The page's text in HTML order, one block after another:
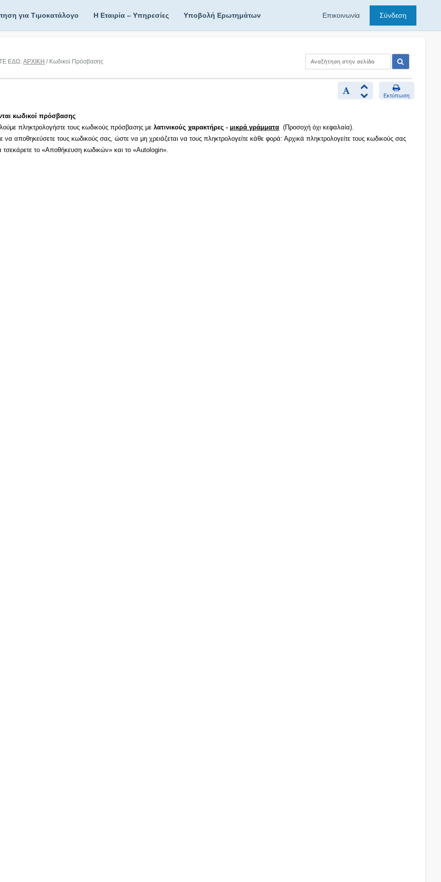
για Τιμοκατάλογο Η Εταιρία – Υπηρεσίες Υποβολή Ερωτημάτων Επικοινωνία Σύνδεση
ΕΔΩ:ΑΡΧΙΚΗ / Κωδικοί Πρόσβασης
Εκτύπωση
κωδικοί πρόσβασης
πληκτρολογήστε τους κωδικούς πρόσβασης μελατινικούς χαρακτήρες - μικρά γράμματα (Προσοχή όχι κεφαλαία).
να αποθηκεύσετε τους κωδικούς σας, ώστε να μη χρειάζεται να τους πληκτρολογείτε κάθε φορά: Αρχικά πληκτρολογείτε τους κωδικούς σας
τσεκάρετε το «Αποθήκευση κωδικών» και το «Autologin».